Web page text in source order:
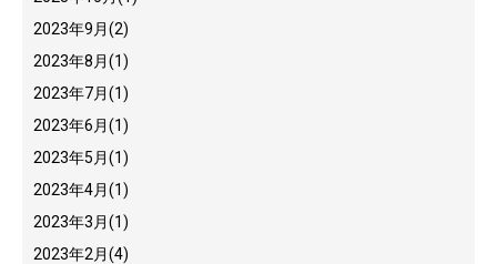
2023年9月(2)
2023年8月(1)
2023年7月(1)
2023年6月(1)
2023年5月(1)
2023年4月(1)
2023年3月(1)
2023年2月(4)